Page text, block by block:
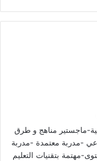
ماجستير مناهج و طرق
-مدربة معتمدة -مدربة
مهتمة بتقنيات التعليم